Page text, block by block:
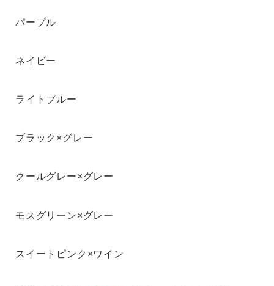
パープル
ネイビー
ライトブルー
ブラック×グレー
クールグレー×グレー
モスグリーン×グレー
スイートピンク×ワイン